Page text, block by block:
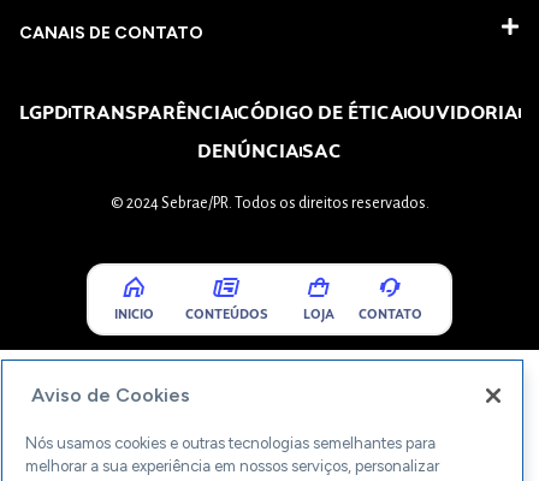
CANAIS DE CONTATO
LGPDTRANSPARÊNCIACÓDIGO DE ÉTICAOUVIDORIA
DENÚNCIASAC
© 2024 Sebrae/PR. Todos os direitos reservados.
INICIO CONTEÚDOS LOJA CONTATO
Aviso de Cookies
Nós usamos cookies e outras tecnologias semelhantes para
melhorar a sua experiência em nossos serviços, personalizar